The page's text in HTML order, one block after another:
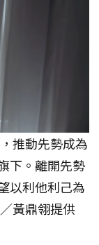
推動先勢成為
下。離開先勢
以利他利己為
黃鼎翎提供